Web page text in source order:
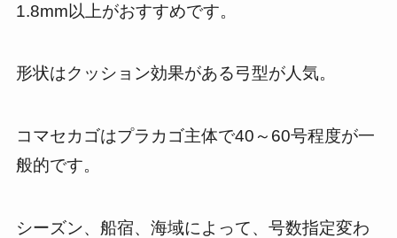
1.8mm以上がおすすめです。
形状はクッション効果がある弓型が人気。
コマセカゴはプラカゴ主体で40～60号程度が一
般的です。
シーズン、船宿、海域によって、号数指定変わ